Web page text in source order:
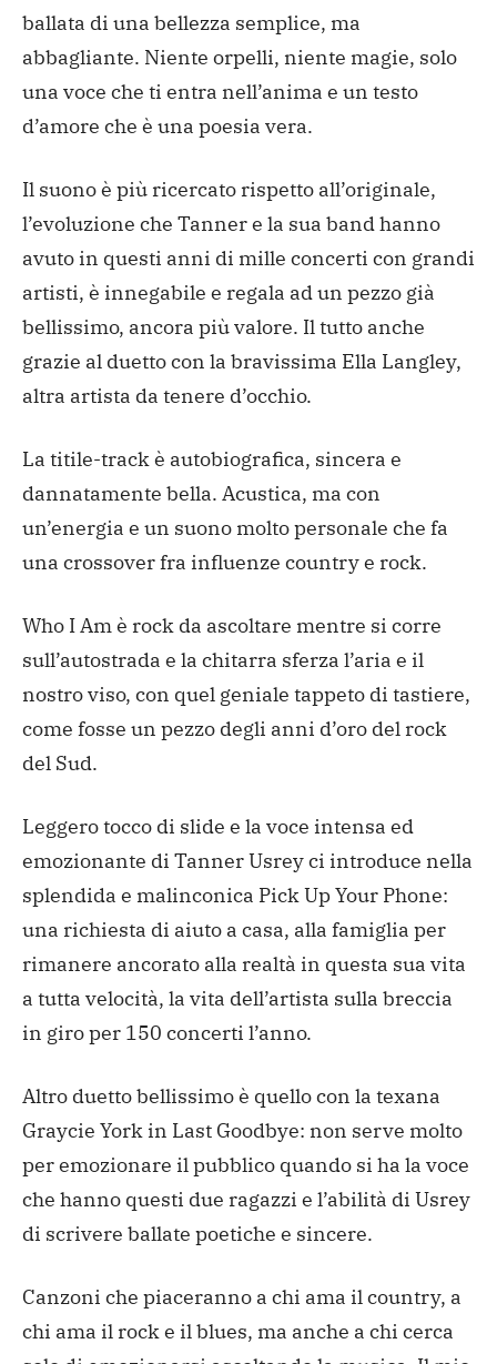
ballata di una bellezza semplice, ma
abbagliante. Niente orpelli, niente magie, solo
una voce che ti entra nell’anima e un testo
d’amore che è una poesia vera.
Il suono è più ricercato rispetto all’originale,
l’evoluzione che Tanner e la sua band hanno
avuto in questi anni di mille concerti con grandi
artisti, è innegabile e regala ad un pezzo già
bellissimo, ancora più valore. Il tutto anche
grazie al duetto con la bravissima Ella Langley,
altra artista da tenere d’occhio.
La titile-track è autobiografica, sincera e
dannatamente bella. Acustica, ma con
un’energia e un suono molto personale che fa
una crossover fra influenze country e rock.
Who I Am è rock da ascoltare mentre si corre
sull’autostrada e la chitarra sferza l’aria e il
nostro viso, con quel geniale tappeto di tastiere,
come fosse un pezzo degli anni d’oro del rock
del Sud.
Leggero tocco di slide e la voce intensa ed
emozionante di Tanner Usrey ci introduce nella
splendida e malinconica Pick Up Your Phone:
una richiesta di aiuto a casa, alla famiglia per
rimanere ancorato alla realtà in questa sua vita
a tutta velocità, la vita dell’artista sulla breccia
in giro per 150 concerti l’anno.
Altro duetto bellissimo è quello con la texana
Graycie York in Last Goodbye: non serve molto
per emozionare il pubblico quando si ha la voce
che hanno questi due ragazzi e l’abilità di Usrey
di scrivere ballate poetiche e sincere.
Canzoni che piaceranno a chi ama il country, a
chi ama il rock e il blues, ma anche a chi cerca